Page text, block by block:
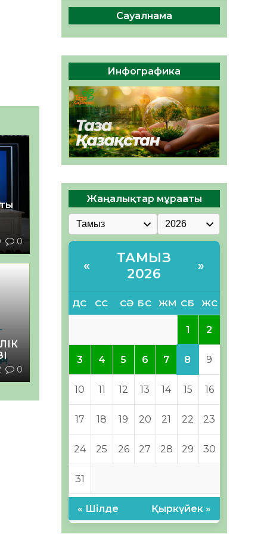
0
0
Руслан Рүстемұлы облыс
әкімінің кеңесшісі болып
тағайындалды
05.08.2026
43 0
Сауалнама
Инфографика
Жаңалықтар мұрағаты
«
ТАМЫЗ
2026
»
ДС СС СӘ БС ЖМ СБ ЖС
1 2
3 4 5 6 7 8 9
10 11 12 13 14 15 16
17 18 19 20 21 22 23
24 25 26 27 28 29 30
31
« Шілде Қыркүйек »